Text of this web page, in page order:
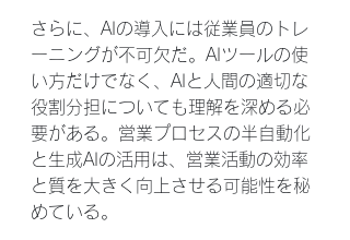
さらに、AIの導入には従業員のトレ
ーニングが不可欠だ。AIツールの使
い方だけでなく、AIと人間の適切な
役割分担についても理解を深める必
要がある。営業プロセスの半自動化
と生成AIの活用は、営業活動の効率
と質を大きく向上させる可能性を秘
めている。